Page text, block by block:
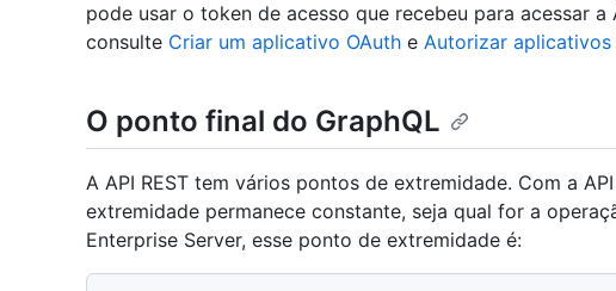
pode usar o token de acesso que recebeu para acessar a
consulte Criar um aplicativo OAuth e Autorizar aplicativos
O ponto final do GraphQL
A API REST tem vários pontos de extremidade. Com a
extremidade permanece constante, seja qual for a
Enterprise Server, esse ponto de extremidade é: